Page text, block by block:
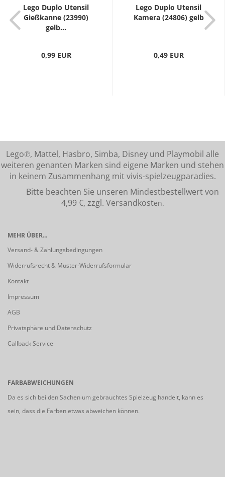
Lego Duplo Utensil
Gießkanne (23990)
gelb...
0,99 EUR
Lego Duplo Utensil
Kamera (24806) gelb
0,49 EUR
Lego℗, Mattel, Hasbro, Simba, Disney und Playmobil alle
weiteren genanten Marken sind eigene Marken und stehen
in keinem Zusammenhang mit vivis-spielzeugparadies.
Bitte beachten Sie unseren Mindestbestellwert von
4,99 €, zzgl. Versandkosten.
MEHR ÜBER...
Versand- & Zahlungsbedingungen
Widerrufsrecht & Muster-Widerrufsformular
Kontakt
Impressum
AGB
Privatsphäre und Datenschutz
Callback Service
FARBABWEICHUNGEN
Da es sich bei den Sachen um gebrauchtes Spielzeug handelt, kann es
sein, dass die Farben etwas abweichen können.